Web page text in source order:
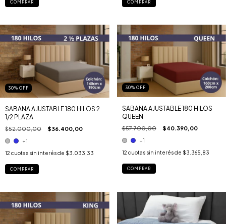
COMPRAR COMPRAR
30% OFF
SABANA AJUSTABLE 180 HILOS 2
1/2 PLAZA
$52.000,00 $36.400,00
+1
12 cuotas sin interés de $3.033,33
COMPRAR
30% OFF
SABANA AJUSTABLE 180 HILOS
QUEEN
$57.700,00 $40.390,00
+1
12 cuotas sin interés de $3.365,83
COMPRAR